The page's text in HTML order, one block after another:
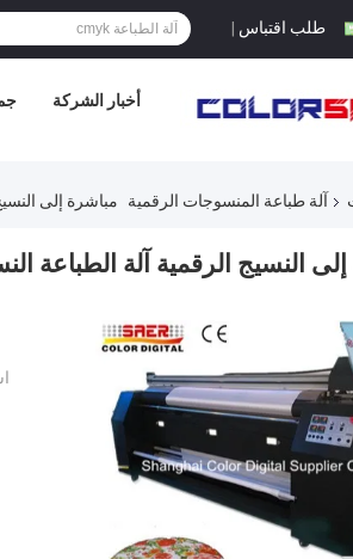
طلب اقتباس |
أخبار الشركة
آلة طباعة المنسوجات الرقمية مباشرة إلى
النسيج الرقمية آلة الطباعة